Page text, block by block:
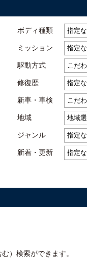
ボディ種類
ミッション
駆動方式
修復歴
新車・車検
地域
ジャンル
新着・更新
）検索ができます。